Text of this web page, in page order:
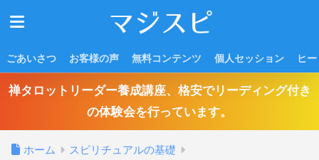
ごあいさつ お客様の声 無料コンテンツ 個人セッション ヒ
禅タロットリーダー養成講座、格安でリーディング付き
の体験会を行っています。
ホーム スピリチュアルの基礎